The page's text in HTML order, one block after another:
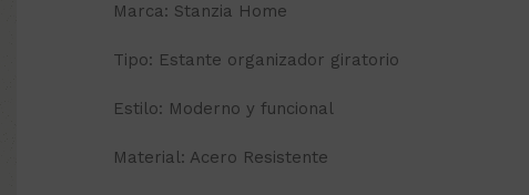
Marca: Stanzia Home
Tipo: Estante organizador giratorio
Estilo: Moderno y funcional
Material: Acero Resistente